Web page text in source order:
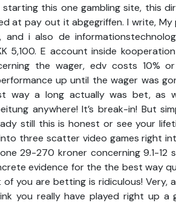
this one gambling site, this
at pay out it abgegriffen. I write,
and i also de
5,100. E account inside
the wager, edv costs 10%
up until the wager was
way a long actually was bet, as
anywhere! It’s break-in! But
still this is honest or see your
three scatter video games right
29-270 kroner concerning 9.1-
evidence for the the best way
you are betting is ridiculous! Very,
you really have played right up